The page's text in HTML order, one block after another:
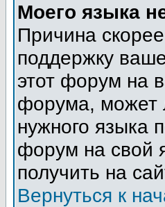
Моего языка
Причина
поддержку
этот форум на
форума, может
нужного языка
форум на свой
получить на
Вернуться к